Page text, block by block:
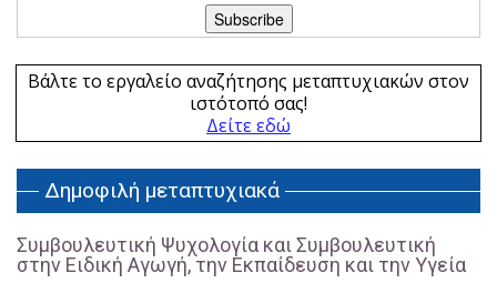
Βάλτε το εργαλείο αναζήτησης μεταπτυχιακών στον
ιστότοπό σας!
Δείτε εδώ
Δημοφιλή μεταπτυχιακά
Συμβουλευτική Ψυχολογία και Συμβουλευτική
στην Ειδική Αγωγή, την Εκπαίδευση και την Υγεία